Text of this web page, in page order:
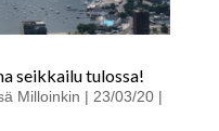
seikkailu tulossa!
Milloinkin | 23/03/20|